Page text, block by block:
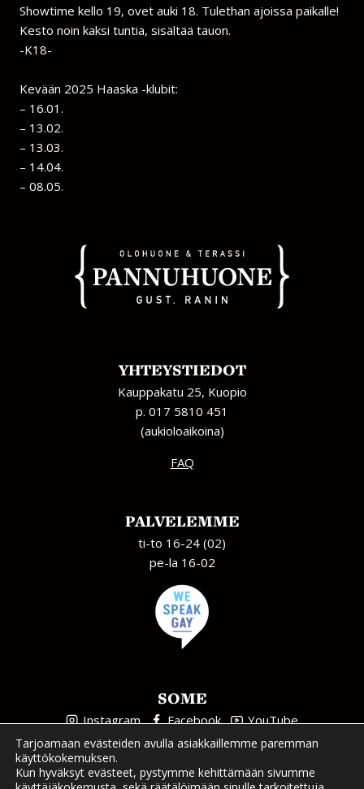
Showtime kello 19, ovet auki 18. Tulethan ajoissa paikalle!
Kesto noin kaksi tuntia, sisältää tauon.
-K18-
Kevään 2025 Haaska -klubit:
– 16.01.
– 13.02.
– 13.03.
– 14.04.
– 08.05.
YHTEYSTIEDOT
Kauppakatu 25, Kuopio
p. 017 5810 451
(aukioloaikoina)
FAQ
PALVELEMME
ti-to 16-24 (02)
pe-la 16-02
SOME
Instagram Facebook YouTube
Tarjoamaan evästeiden avulla asiakkaillemme paremman
käyttökokemuksen.
Kun hyväksyt evästeet, pystymme kehittämään sivumme